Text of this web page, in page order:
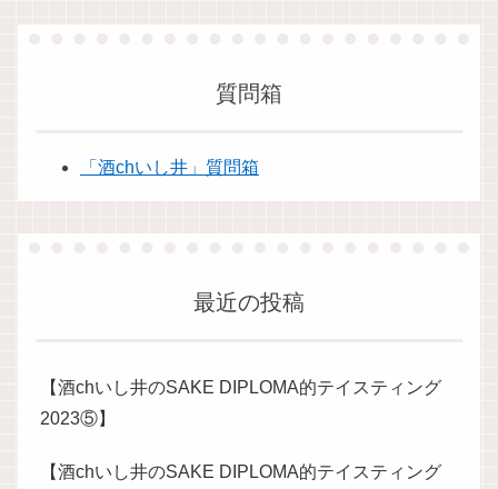
質問箱
「酒chいし井」質問箱
最近の投稿
【酒chいし井のSAKE DIPLOMA的テイスティング
2023⑤】
【酒chいし井のSAKE DIPLOMA的テイスティング